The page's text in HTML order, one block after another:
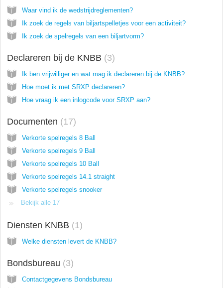
Waar vind ik de wedstrijdreglementen?
Ik zoek de regels van biljartspelletjes voor een activiteit?
Ik zoek de spelregels van een biljartvorm?
Declareren bij de KNBB 3
Ik ben vrijwilliger en wat mag ik declareren bij de KNBB?
Hoe moet ik met SRXP declareren?
Hoe vraag ik een inlogcode voor SRXP aan?
Documenten 17
Verkorte spelregels 8 Ball
Verkorte spelregels 9 Ball
Verkorte spelregels 10 Ball
Verkorte spelregels 14.1 straight
Verkorte spelregels snooker
Bekijk alle 17
Diensten KNBB 1
Welke diensten levert de KNBB?
Bondsbureau 3
Contactgegevens Bondsbureau